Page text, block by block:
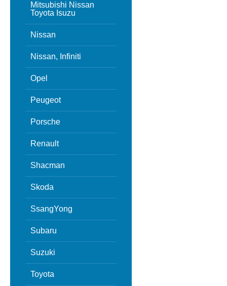
Mitsubishi Nissan
Toyota Isuzu
Nissan
Nissan, Infiniti
Opel
Peugeot
Porsche
Renault
Shacman
Skoda
SsangYong
Subaru
Suzuki
Toyota